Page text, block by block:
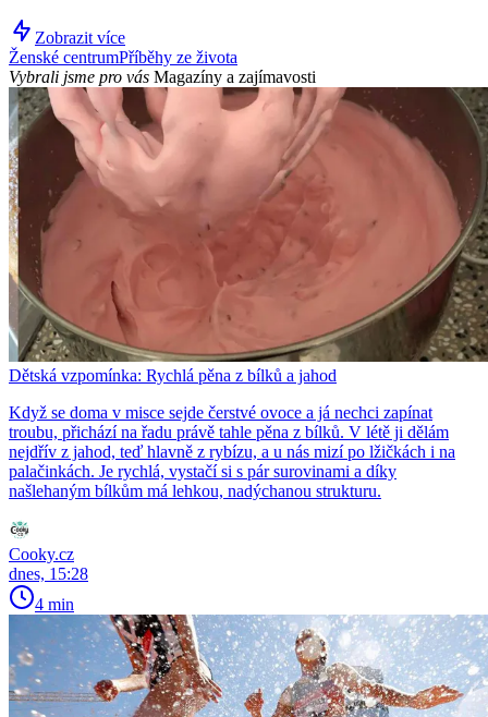
Zobrazit více
Ženské centrumPříběhy ze života
Vybrali jsme pro vás Magazíny a zajímavosti
Dětská vzpomínka: Rychlá pěna z bílků a jahod
Když se doma v misce sejde čerstvé ovoce a já nechci zapínat
troubu, přichází na řadu právě tahle pěna z bílků. V létě ji dělám
nejdřív z jahod, teď hlavně z rybízu, a u nás mizí po lžičkách i na
palačinkách. Je rychlá, vystačí si s pár surovinami a díky
našlehaným bílkům má lehkou, nadýchanou strukturu.
Cooky.cz
dnes, 15:28
4 min